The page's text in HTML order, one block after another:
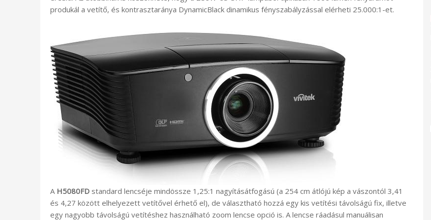
produkál a vetítő, és kontrasztaránya DynamicBlack dinamikus fényszabályzással elérheti 25.000:1-et.
A H5080FD standard lencséje mindössze 1,25:1 nagyításátfogású (a 254 cm átlójú kép a vászontól 3,41
és 4,27 között elhelyezett vetítővel érhető el), de választható hozzá egy kis vetítési távolságú fix, illetve
egy nagyobb távolságú vetítéshez használható zoom lencse opció is. A lencse ráadásul manuálisan